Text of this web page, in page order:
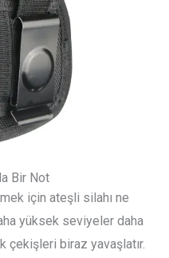
Bir Not
için ateşli silahı ne
yüksek seviyeler daha
çekişleri biraz yavaşlatır.